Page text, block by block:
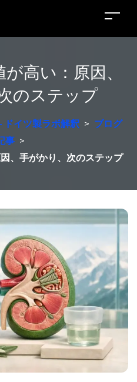
高い：原因、
のステップ
ドイツ製ラボ解釈 > ブログ
事 >
、手がかり、次のステップ